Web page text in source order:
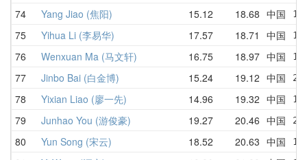
74 Yang Jiao (焦阳) 15.12 18.68 中国
75 Yihua Li (李易华) 17.57 18.71 中国
76 Wenxuan Ma (马文轩) 16.75 18.97 中国
77 Jinbo Bai (白金博) 15.24 19.12 中国
78 Yixian Liao (廖一先) 14.96 19.32 中国
79 Junhao You (游俊豪) 19.27 20.46 中国
80 Yun Song (宋云) 18.52 20.63 中国